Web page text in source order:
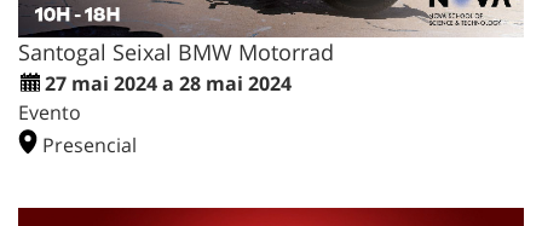
Santogal Seixal BMW Motorrad
27 mai 2024 a 28 mai 2024
Evento
Presencial